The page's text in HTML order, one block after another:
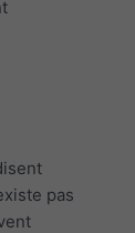
pas